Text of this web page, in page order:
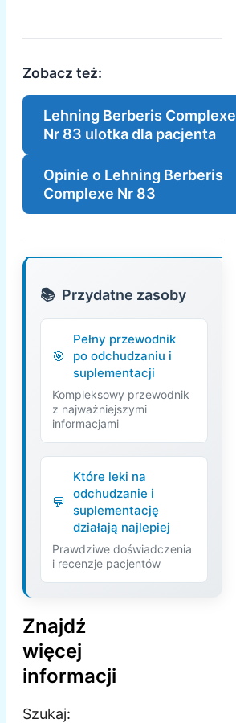
Zobacz też:
Lehning Berberis Complexe
Nr 83 ulotka dla pacjenta
Opinie o Lehning Berberis
Complexe Nr 83
Przydatne zasoby
Pełny przewodnik
po odchudzaniu i
suplementacji
Kompleksowy przewodnik
z najważniejszymi
informacjami
Które leki na
odchudzanie i
suplementację
działają najlepiej
Prawdziwe doświadczenia
i recenzje pacjentów
Znajdź
więcej
informacji
Szukaj: